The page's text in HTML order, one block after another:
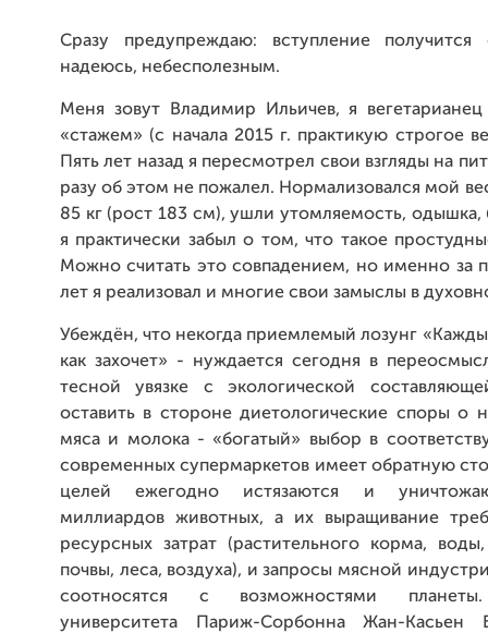
Сразу предупреждаю: вступление
надеюсь, небесполезным.
Меня зовут Владимир Ильичев, я
«стажем» (с начала 2015 г. практикую строгое
Пять лет назад я пересмотрел свои взгляды на
разу об этом не пожалел. Нормализовался мой
85 кг (рост 183 см), ушли утомляемость, одышка,
я практически забыл о том, что такое
Можно считать это совпадением, но именно за
лет я реализовал и многие свои замыслы в
Убеждён, что некогда приемлемый лозунг
как захочет» - нуждается сегодня в
тесной увязке с экологической
оставить в стороне диетологические споры о
мяса и молока - «богатый» выбор в
современных супермаркетов имеет обратную
целей ежегодно истязаются и
миллиардов животных, а их выращивание
ресурсных затрат (растительного корма,
почвы, леса, воздуха), и запросы мясной
соотносятся с возможностями
университета Париж-Сорбонна Жан-Касьен